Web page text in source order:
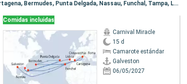
Itinerario : Galveston, Civitavecchia - Roma, Cartagena, Bermudes, Punta Delgada, Nassau, Funchal, Tampa, Lisboa
Comidas incluidas
Carnival Miracle
15 d
Camarote estándar
Galveston
06/05/2027